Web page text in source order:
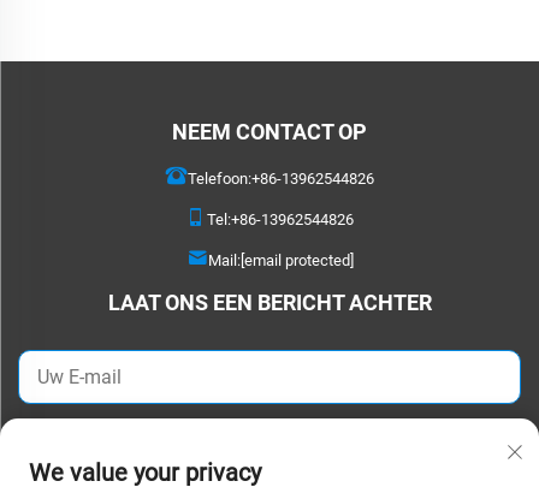
NEEM CONTACT OP
Telefoon:+86-13962544826
Tel:+86-13962544826
Mail:[email protected]
LAAT ONS EEN BERICHT ACHTER
We value your privacy